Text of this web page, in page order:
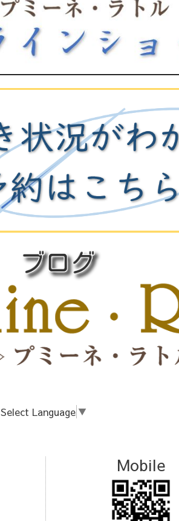
Select Language ▼
Mobile